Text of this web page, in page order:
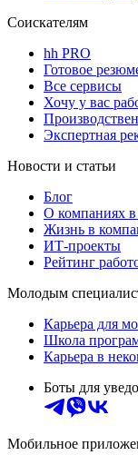
Соискателям
hh PRO
Готовое
Все сервисы
Хочу у вас
Экспертная
Новости и статьи
Блог
О компаниях
Жизнь в
ИТ-проекты
Рейтинг
Молодым
Карьера для
Школа
Карьера в
Боты для
Мобильное